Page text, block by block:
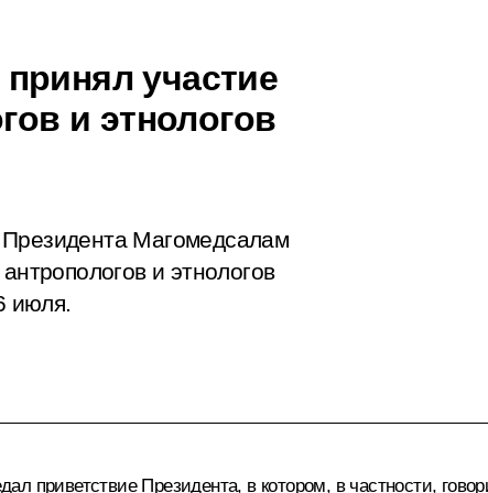
участие
и этнологов
Магомедсалам
и этнологов
июля.
приветствие Президента, в котором, в частности,